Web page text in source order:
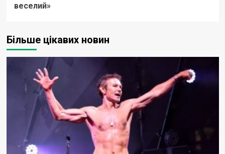
веселий»
Більше цікавих новин